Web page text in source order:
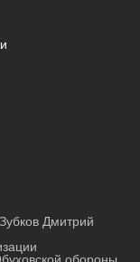
Дмитрий